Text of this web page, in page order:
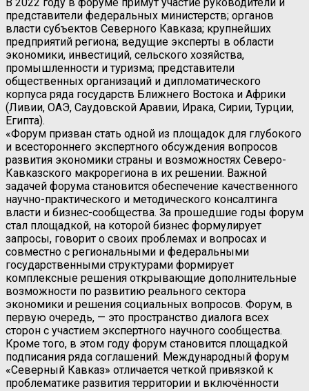
представители федеральных министерств; органов
власти субъектов Северного Кавказа; крупнейших
предприятий региона; ведущие эксперты в области
экономики, инвестиций, сельского хозяйства,
промышленности и туризма; представители
общественных организаций и дипломатического
корпуса ряда государств Ближнего Востока и Африки
(Ливии, ОАЭ, Саудовской Аравии, Ирака, Сирии, Турции,
Египта).
«Форум призван стать одной из площадок для глубокого
и всестороннего экспертного обсуждения вопросов
развития экономики страны и возможностях Северо-
Кавказского макрорегиона в их решении. Важной
задачей форума становится обеспечение качественного
научно-практического и методического консалтинга
власти и бизнес-сообщества. За прошедшие годы форум
стал площадкой, на которой бизнес формулирует
запросы, говорит о своих проблемах и вопросах и
совместно с региональными и федеральными
государственными структурами формирует
комплексные решения открывающие дополнительные
возможности по развитию реального сектора
экономики и решения социальных вопросов. Форум, в
первую очередь, — это пространство диалога всех
сторон с участием экспертного научного сообщества.
Кроме того, в этом году форум становится площадкой
подписания ряда соглашений. Международный форум
«Северный Кавказ» отличается четкой привязкой к
проблематике развития территории и включённости